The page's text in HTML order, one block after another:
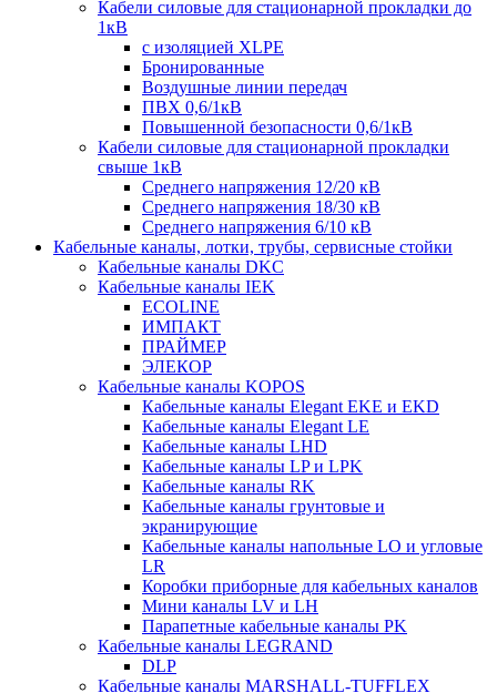
Кабели силовые для стационарной прокладки до
1кВ
c изоляцией XLPE
Бронированные
Воздушные линии передач
ПВХ 0,6/1кВ
Повышенной безопасности 0,6/1кВ
Кабели силовые для стационарной прокладки
свыше 1кВ
Среднего напряжения 12/20 кВ
Среднего напряжения 18/30 кВ
Среднего напряжения 6/10 кВ
Кабельные каналы, лотки, трубы, сервисные стойки
Кабельные каналы DKC
Кабельные каналы IEK
ECOLINE
ИМПАКТ
ПРАЙМЕР
ЭЛЕКОР
Кабельные каналы KOPOS
Кабельные каналы Elegant EKE и EKD
Кабельные каналы Elegant LE
Кабельные каналы LHD
Кабельные каналы LP и LPK
Кабельные каналы RK
Кабельные каналы грунтовые и
экранирующие
Кабельные каналы напольные LO и угловые
LR
Коробки приборные для кабельных каналов
Мини каналы LV и LH
Парапетные кабельные каналы PK
Кабельные каналы LEGRAND
DLP
Кабельные каналы MARSHALL-TUFFLEX